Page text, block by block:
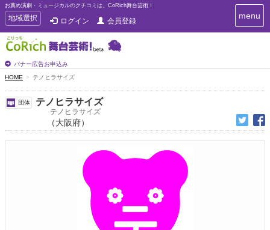
お薦め演劇・ミュージカルのクチコミは、CoRich舞台芸術！
T
o
g
g
e
n
a
v
i
a
t
地域選択 ログイン 会員登録
バナー広告お申込み
T
o
i
menu
HOME テノヒラサイズ
団体 テノヒラサイズ
テノヒラサイズ
（大阪府）